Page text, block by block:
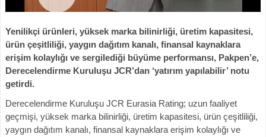
Yenilikçi ürünleri, yüksek marka bilinirliği, üretim kapasitesi,
ürün çeşitliliği, yaygın dağıtım kanalı, finansal kaynaklara
erişim kolaylığı ve sergilediği büyüme performansı, Pakpen’e,
Derecelendirme Kuruluşu JCR’dan ‘yatırım yapılabilir’ notu
getirdi.
Derecelendirme Kuruluşu JCR Eurasia Rating; uzun faaliyet
geçmişi, yüksek marka bilinirliği, üretim kapasitesi, ürün çeşitliliği,
yaygın dağıtım kanalı, finansal kaynaklara erişim kolaylığı ve